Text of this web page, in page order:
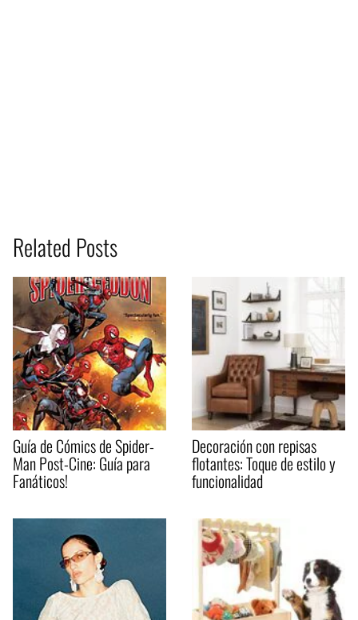
Related Posts
Guía de Cómics de Spider-
Man Post-Cine: Guía para
Fanáticos!
Decoración con repisas
flotantes: Toque de estilo y
funcionalidad